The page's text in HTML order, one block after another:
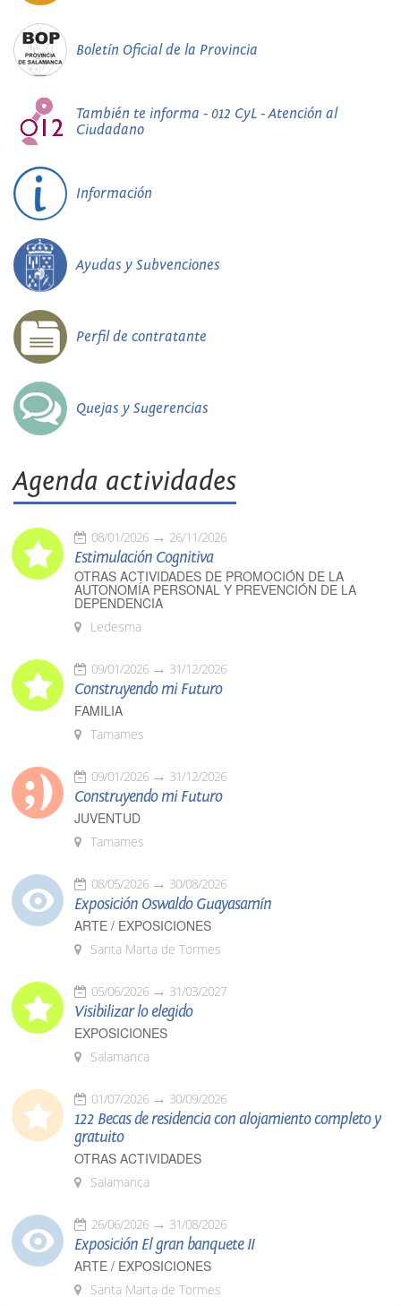
Boletín Oficial de la Provincia
También te informa - 012 CyL - Atención al
Ciudadano
Información
Ayudas y Subvenciones
Perfil de contratante
Quejas y Sugerencias
Agenda actividades
08/01/2026 26/11/2026
Estimulación Cognitiva
OTRAS ACTIVIDADES DE PROMOCIÓN DE LA
AUTONOMÍA PERSONAL Y PREVENCIÓN DE LA
DEPENDENCIA
Ledesma
09/01/2026 31/12/2026
Construyendo mi Futuro
FAMILIA
Tamames
09/01/2026 31/12/2026
Construyendo mi Futuro
JUVENTUD
Tamames
08/05/2026 30/08/2026
Exposición Oswaldo Guayasamín
ARTE / EXPOSICIONES
Santa Marta de Tormes
05/06/2026 31/03/2027
Visibilizar lo elegido
EXPOSICIONES
Salamanca
01/07/2026 30/09/2026
122 Becas de residencia con alojamiento completo y
gratuito
OTRAS ACTIVIDADES
Salamanca
26/06/2026 31/08/2026
Exposición El gran banquete II
ARTE / EXPOSICIONES
Santa Marta de Tormes